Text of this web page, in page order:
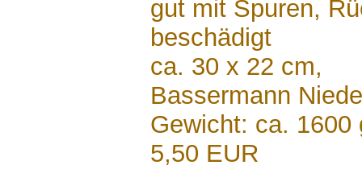
gut mit Spuren,
beschädigt
ca. 30 x 22 cm,
Bassermann
Gewicht: ca. 1600
5,50 EUR